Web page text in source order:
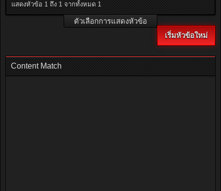
แสดงหัวข้อ 1 ถึง 1 จากทั้งหมด 1
ตัวเลือกการแสดงหัวข้อ
เริ่มหัวข้อใหม่
Content Match